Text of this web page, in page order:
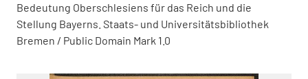
Bedeutung Oberschlesiens für das Reich und die
Stellung Bayerns. Staats- und Universitätsbibliothek
Bremen / Public Domain Mark 1.0